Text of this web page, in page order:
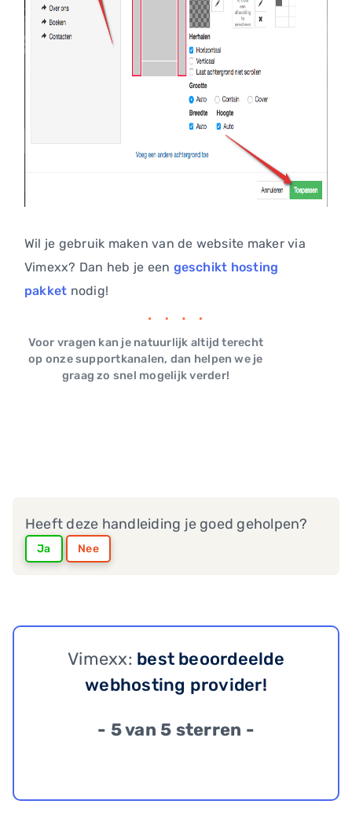
Wil je gebruik maken van de website maker via
Vimexx? Dan heb je een geschikt hosting
pakket nodig!
Voor vragen kan je natuurlijk altijd terecht
op onze supportkanalen, dan helpen we je
graag zo snel mogelijk verder!
Heeft deze handleiding je goed geholpen?
Ja Nee
Vimexx: best beoordeelde
webhosting provider!
- 5 van 5 sterren -